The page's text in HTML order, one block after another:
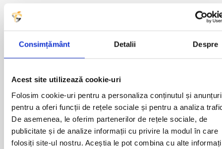
Consimțământ Detalii Despre
Acest site utilizează cookie-uri
Folosim cookie-uri pentru a personaliza conținutul și
pentru a oferi funcții de rețele sociale și pentru a analiza
De asemenea, le oferim partenerilor de rețele sociale, de
publicitate și de analize informații cu privire la modul în care
folosiți site-ul nostru. Aceștia le pot combina cu alte
Curse din Romania catre
ALICANTE:
ACAS
AIUD
ALESD
ALEXANDRIA
BACAU
BAIA MARE
BAILE HERCULANE
BAILESTI
LUGOJ
MEDGIDIA
MIZIL
MOINESTI
MOTCA
NUSFALAU
OLTENITA
ONESTI
ORADEA